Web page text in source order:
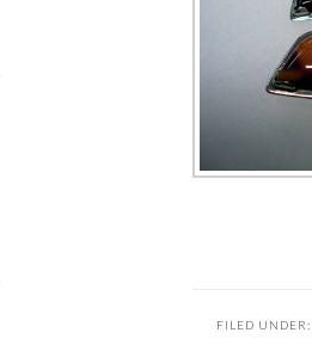
FILED UNDER: